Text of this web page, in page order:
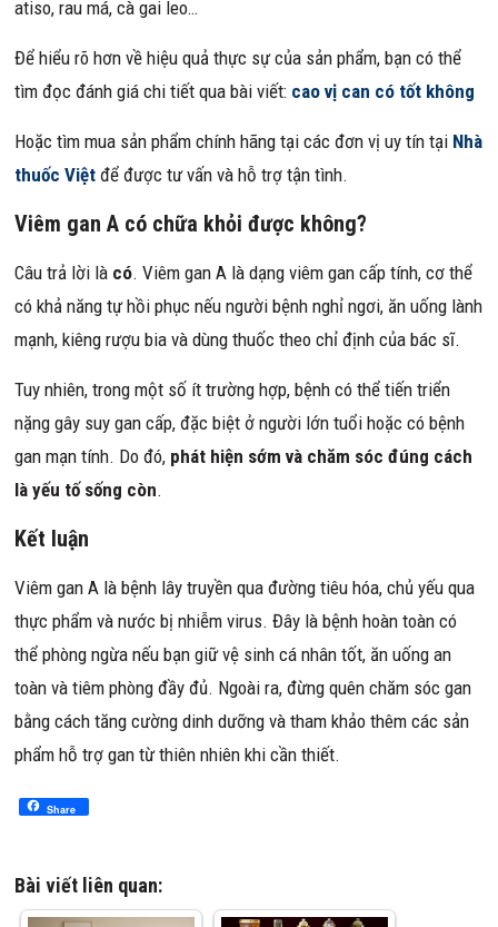
atiso, rau má, cà gai leo…
Để hiểu rõ hơn về hiệu quả thực sự của sản phẩm, bạn có thể
tìm đọc đánh giá chi tiết qua bài viết: cao vị can có tốt không
Hoặc tìm mua sản phẩm chính hãng tại các đơn vị uy tín tại Nhà
thuốc Việt để được tư vấn và hỗ trợ tận tình.
Viêm gan A có chữa khỏi được không?
Câu trả lời là có. Viêm gan A là dạng viêm gan cấp tính, cơ thể
có khả năng tự hồi phục nếu người bệnh nghỉ ngơi, ăn uống lành
mạnh, kiêng rượu bia và dùng thuốc theo chỉ định của bác sĩ.
Tuy nhiên, trong một số ít trường hợp, bệnh có thể tiến triển
nặng gây suy gan cấp, đặc biệt ở người lớn tuổi hoặc có bệnh
gan mạn tính. Do đó, phát hiện sớm và chăm sóc đúng cách
là yếu tố sống còn.
Kết luận
Viêm gan A là bệnh lây truyền qua đường tiêu hóa, chủ yếu qua
thực phẩm và nước bị nhiễm virus. Đây là bệnh hoàn toàn có
thể phòng ngừa nếu bạn giữ vệ sinh cá nhân tốt, ăn uống an
toàn và tiêm phòng đầy đủ. Ngoài ra, đừng quên chăm sóc gan
bằng cách tăng cường dinh dưỡng và tham khảo thêm các sản
phẩm hỗ trợ gan từ thiên nhiên khi cần thiết.
Share
Bài viết liên quan: